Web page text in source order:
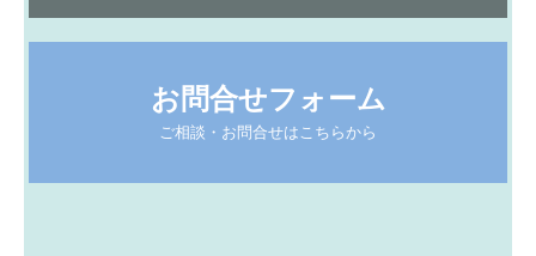
お問合せフォーム
ご相談・お問合せはこちらから